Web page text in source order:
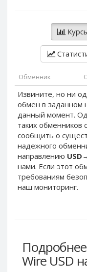
Обменник
Извините, но ни
обмен в заданном
данный момент.
таких обменников
сообщить о
надежного
направлению USD
нами. Если этот
требованиям
наш мониторинг.
Wire USD
PayPal NOK
PayPal PLN
PayPal SGD
PayPal SEK
PayPal CHF
PayPal MYR
Webmoney WMZ
Webmoney WMR
Webmoney WME
Webmoney WMU
Webmoney WMK
Skril USD
Skril EUR